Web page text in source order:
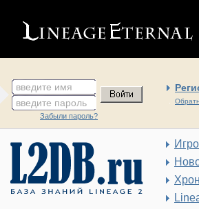
введите имя
введите пароль
Забыли пароль?